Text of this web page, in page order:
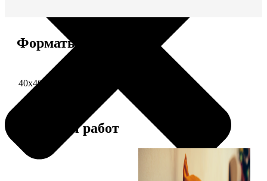
Форматы и цены
40х40 односторонняя печать
Примеры работ